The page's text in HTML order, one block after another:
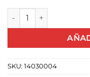
LLANTA PARA MOTO
SKU: 14030004